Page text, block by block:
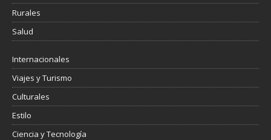
Rurales
Salud
Internacionales
Viajes y Turismo
Culturales
Estilo
Ciencia y Tecnología